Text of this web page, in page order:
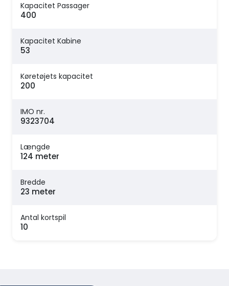
Kapacitet Passager
400
Kapacitet Kabine
53
Køretøjets kapacitet
200
IMO nr.
9323704
Længde
124 meter
Bredde
23 meter
Antal kortspil
10